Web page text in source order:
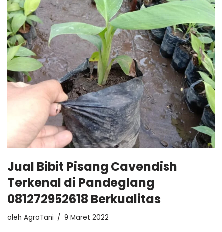
Jual Bibit Pisang Cavendish
Terkenal di Pandeglang
081272952618 Berkualitas
oleh AgroTani 9 Maret 2022